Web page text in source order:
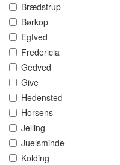
Brædstrup
Børkop
Egtved
Fredericia
Gedved
Give
Hedensted
Horsens
Jelling
Juelsminde
Kolding